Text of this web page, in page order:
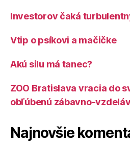
Investorov čaká
Vtip o psíkovi a mačičke
Akú silu má tanec?
ZOO Bratislava vracia do
obľúbenú zábavno-
Najnovšie